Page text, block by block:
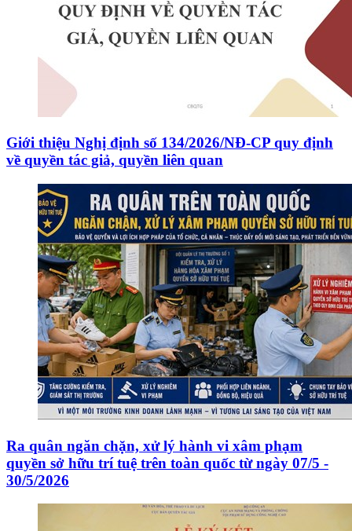
Giới thiệu Nghị định số 134/2026/NĐ-CP quy định
về quyền tác giả, quyền liên quan
Ra quân ngăn chặn, xử lý hành vi xâm phạm
quyền sở hữu trí tuệ trên toàn quốc từ ngày 07/5 -
30/5/2026